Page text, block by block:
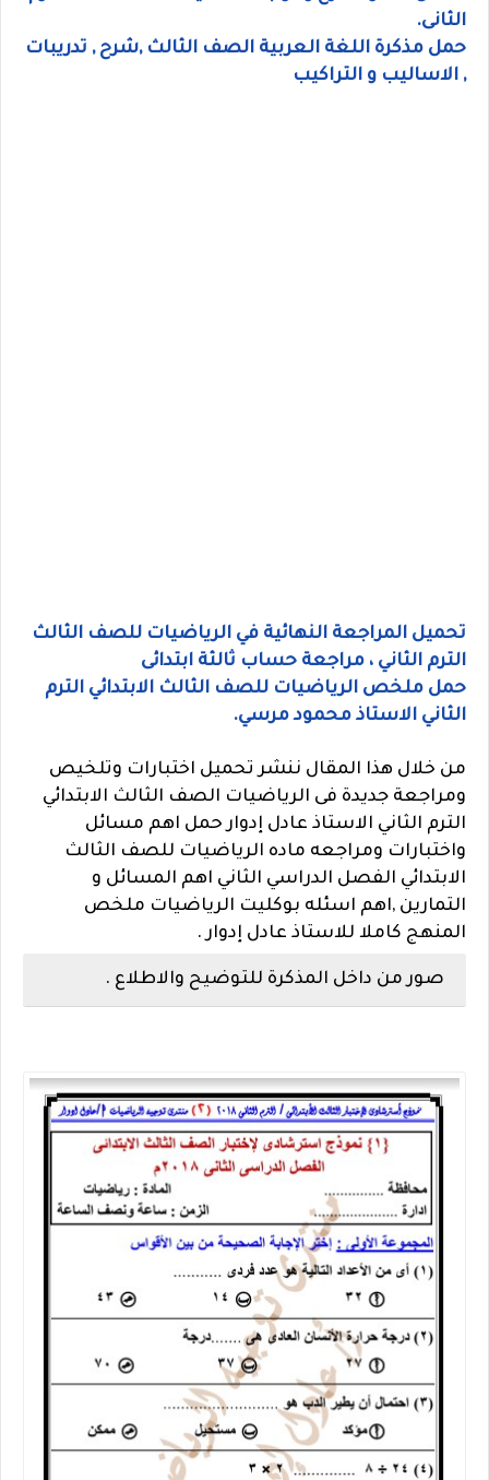
الثانى.
حمل مذكرة اللغة العربية الصف الثالث ,شرح , تدريبات
, الاساليب و التراكيب
تحميل المراجعة النهائية في الرياضيات للصف الثالث
الترم الثاني ، مراجعة حساب ثالثة ابتدائى
حمل ملخص الرياضيات للصف الثالث الابتدائي الترم
الثاني الاستاذ محمود مرسي.
من خلال هذا المقال ننشر تحميل اختبارات وتلخيص
ومراجعة جديدة فى الرياضيات الصف الثالث الابتدائي
الترم الثاني الاستاذ عادل إدوار حمل اهم مسائل
واختبارات ومراجعه ماده الرياضيات للصف الثالث
الابتدائي الفصل الدراسي الثاني اهم المسائل و
التمارين ,اهم اسئله بوكليت الرياضيات ملخص
المنهج كاملا للاستاذ عادل إدوار .
صور من داخل المذكرة للتوضيح والاطلاع .